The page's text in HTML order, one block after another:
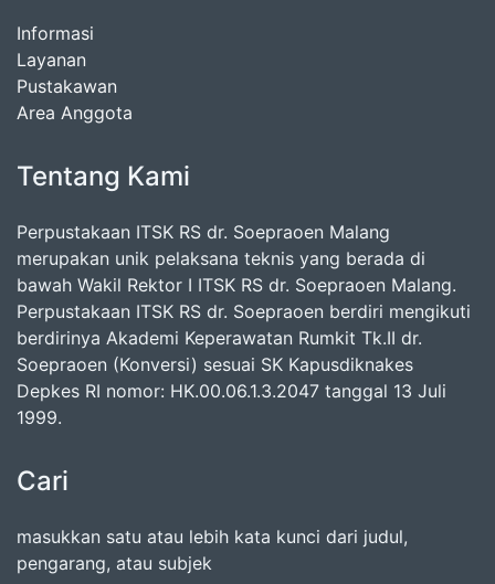
Informasi
Layanan
Pustakawan
Area Anggota
Tentang Kami
Perpustakaan ITSK RS dr. Soepraoen Malang
merupakan unik pelaksana teknis yang berada di
bawah Wakil Rektor I ITSK RS dr. Soepraoen Malang.
Perpustakaan ITSK RS dr. Soepraoen berdiri mengikuti
berdirinya Akademi Keperawatan Rumkit Tk.II dr.
Soepraoen (Konversi) sesuai SK Kapusdiknakes
Depkes RI nomor: HK.00.06.1.3.2047 tanggal 13 Juli
1999.
Cari
masukkan satu atau lebih kata kunci dari judul,
pengarang, atau subjek